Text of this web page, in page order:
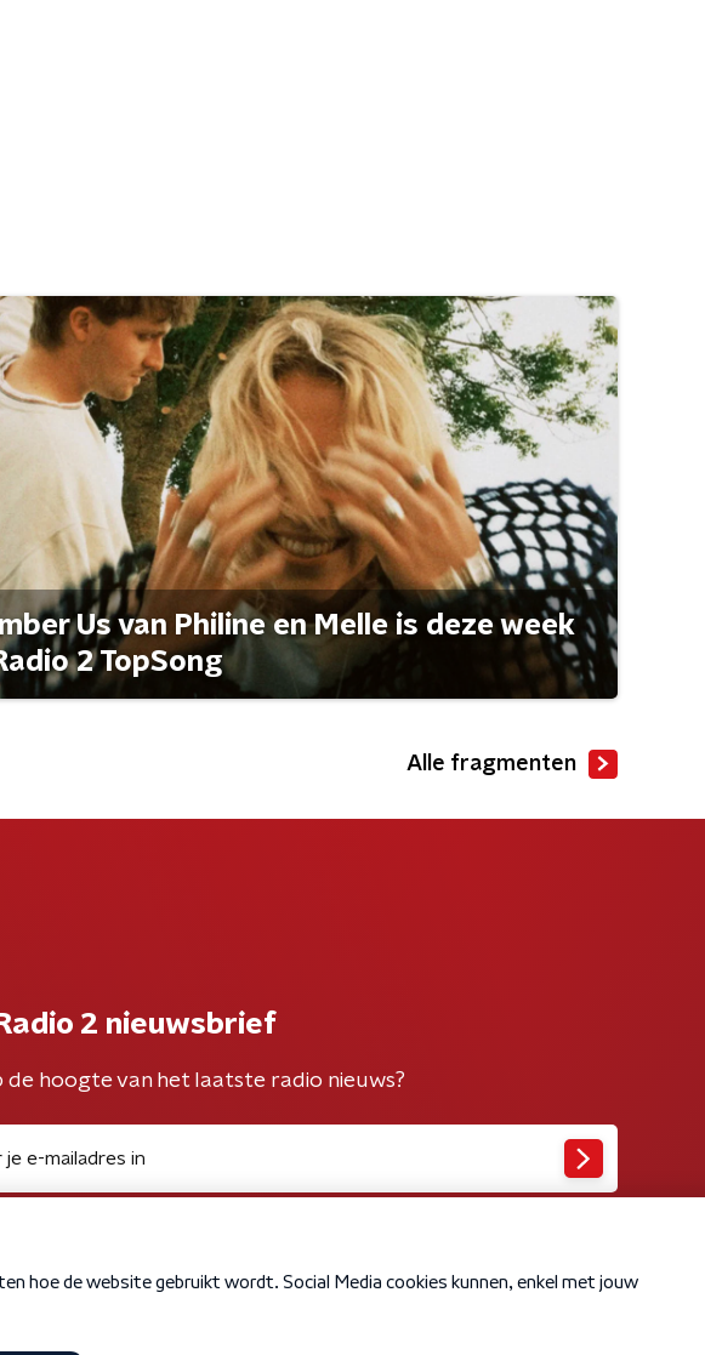
Us van Philine en Melle is deze week
2 TopSong
Alle fragmenten
2 nieuwsbrief
de hoogte van het laatste radio nieuws?